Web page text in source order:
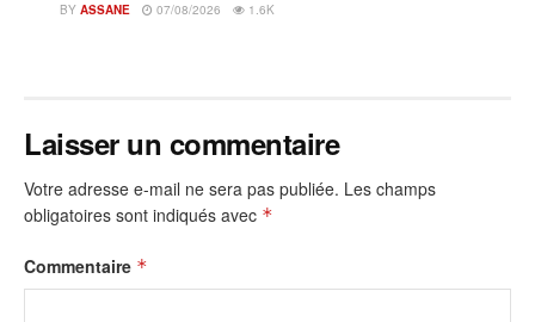
BY ASSANE 07/08/2026 1.6K
Laisser un commentaire
Votre adresse e-mail ne sera pas publiée. Les champs
obligatoires sont indiqués avec *
Commentaire *